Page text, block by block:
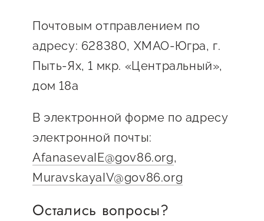
Поддержка центра
Истории успеха
Календарь
мероприятий для
предпринимателей
Оказание услуг в
социальной сфере
О центре
Поддержка центра
Истории успеха
Центр инновационно-
технологического и
креативного
О центре
Обучающие
мероприятия
Проекты
Онлайн-витрина
Справочник
предпринимателя
Почтовым отправлением по
адресу: 628380, ХМАО-Югра, г.
Пыть-Ях, 1 мкр. «Центральный»,
дом 18а
В электронной форме по адресу
электронной почты:
AfanasevaIE@gov86.org,
MuravskayaIV@gov86.org
Остались вопросы?